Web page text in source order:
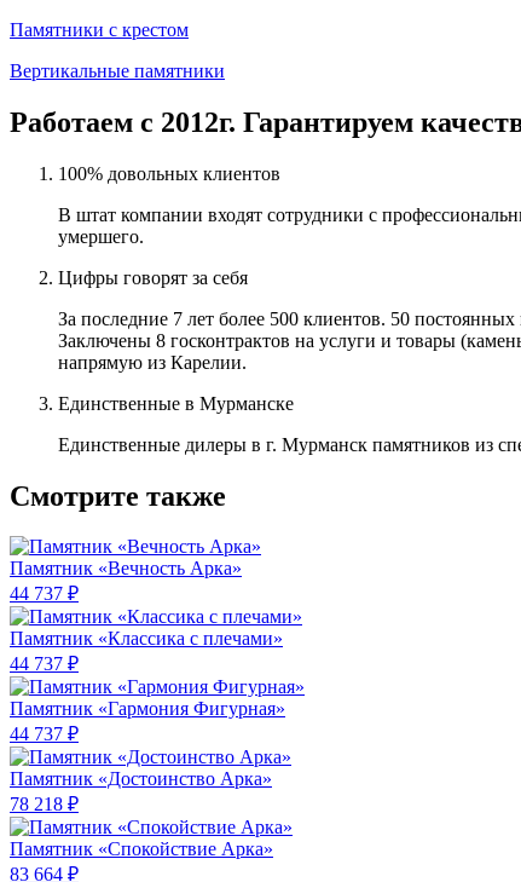
Памятники с крестом
Вертикальные памятники
Работаем с 2012г. Гарантируем
100% довольных клиентов
В штат компании входят сотрудники с
умершего.
Цифры говорят за себя
За последние 7 лет более 500 клиентов. 50
Заключены 8 госконтрактов на услуги и товары
напрямую из Карелии.
Единственные в Мурманске
Единственные дилеры в г. Мурманск памятников из
Смотрите также
Памятник «Вечность Арка»
44 737 ₽
Памятник «Классика c плечами»
44 737 ₽
Памятник «Гармония Фигурная»
44 737 ₽
Памятник «Достоинство Арка»
78 218 ₽
Памятник «Спокойствие Арка»
83 664 ₽